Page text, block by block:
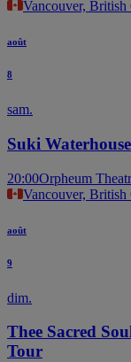
Vancouver, British
août
8
sam.
Suki Waterhouse
20:00Orpheum
Vancouver, British
août
9
dim.
Thee Sacred
Tour